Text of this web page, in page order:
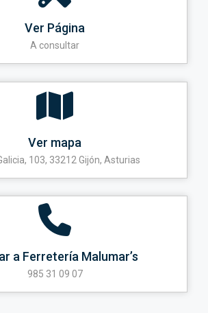
Ver Página
A consultar
Ver mapa
103, 33212 Gijón, Asturias
a Ferretería Malumar’s
985 31 09 07